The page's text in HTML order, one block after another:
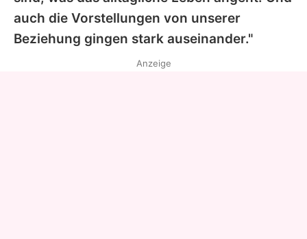
auch die Vorstellungen von unserer
Beziehung gingen stark auseinander."
Anzeige